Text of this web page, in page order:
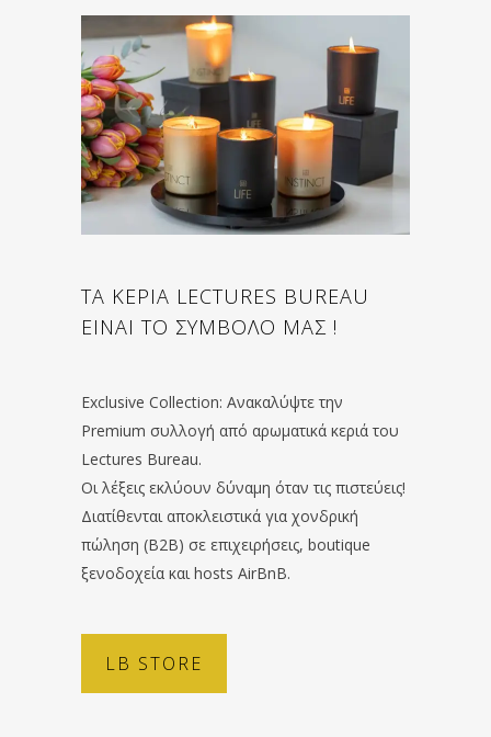
ΤΑ ΚΕΡΙΑ LECTURES BUREAU
ΕΙΝΑΙ ΤΟ ΣΥΜΒΟΛΟ ΜΑΣ !
Exclusive Collection: Ανακαλύψτε την
Premium συλλογή από αρωματικά κεριά του
Lectures Bureau.
Οι λέξεις εκλύουν δύναμη όταν τις πιστεύεις!
Διατίθενται αποκλειστικά για χονδρική
πώληση (B2B) σε επιχειρήσεις, boutique
ξενοδοχεία και hosts AirBnB.
LB STORE